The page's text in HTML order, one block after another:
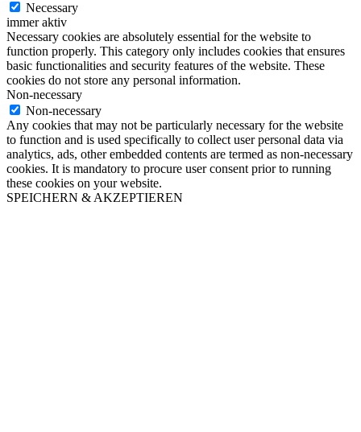
Necessary
immer aktiv
Necessary cookies are absolutely essential for the website to
function properly. This category only includes cookies that ensures
basic functionalities and security features of the website. These
cookies do not store any personal information.
Non-necessary
Non-necessary
Any cookies that may not be particularly necessary for the website
to function and is used specifically to collect user personal data via
analytics, ads, other embedded contents are termed as non-necessary
cookies. It is mandatory to procure user consent prior to running
these cookies on your website.
SPEICHERN & AKZEPTIEREN